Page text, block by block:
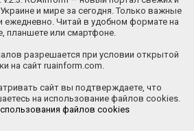
и мире за сегодня. Только важные
ежедневно. Читай в удобном формате на
планшете или смартфоне.
разрешается при условии открытой
на сайт ruainform.com.
сайт вы подтверждаете, что
на использование файлов cookies.
файлов cookies